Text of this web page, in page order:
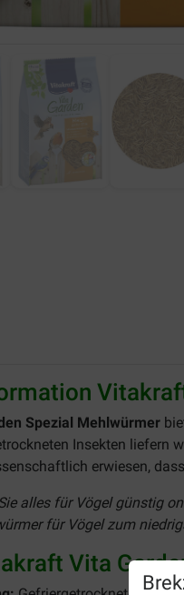
Spezial Mehlwürmer
Insekten liefern
erwiesen,
alles für Vögel günstig
für Vögel zum
Vita